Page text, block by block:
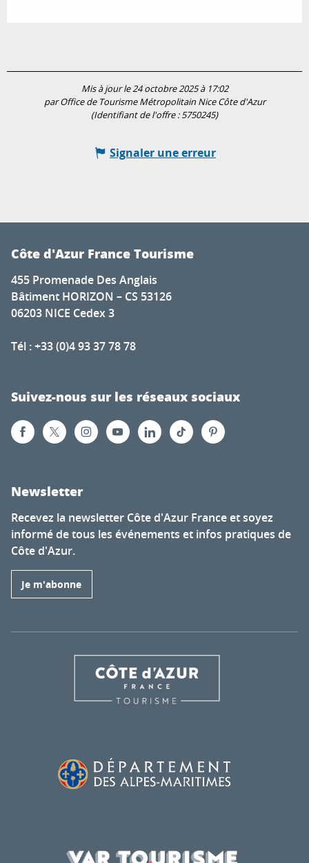
Mis à jour le 24 octobre 2025 à 17:02
par Office de Tourisme Métropolitain Nice Côte d'Azur
(Identifiant de l'offre :5750245)
Signaler une erreur
Côte d'Azur France Tourisme
455 Promenade Des Anglais
Bâtiment HORIZON – CS 53126
06203 NICE Cedex 3
Tél : +33 (0)4 93 37 78 78
Suivez-nous sur les réseaux sociaux
Newsletter
Recevez la newsletter Côte d'Azur France et soyez
informé de tous les événements et infos pratiques de
Côte d'Azur.
Je m'abonne